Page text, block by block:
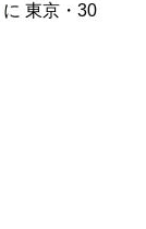
に 東京・30